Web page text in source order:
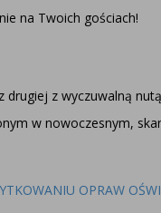
na Twoich gościach!
z wyczuwalną
w nowoczesnym,
OPRAW